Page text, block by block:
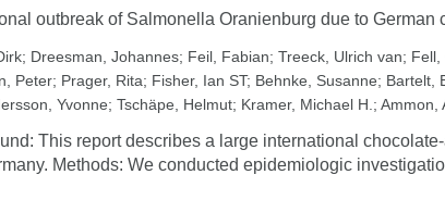
outbreak of Salmonella Oranienburg due to German
; Dreesman, Johannes; Feil, Fabian; Treeck, Ulrich van; Fell,
Peter; Prager, Rita; Fisher, Ian ST; Behnke, Susanne; Bartelt,
Yvonne; Tschäpe, Helmut; Kramer, Michael H. ; Ammon,
This report describes a large international
Methods: We conducted epidemiologic